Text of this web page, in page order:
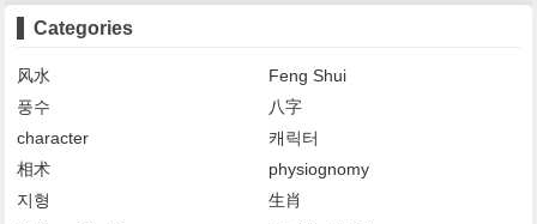
Categories
风水
Feng Shui
풍수
八字
character
캐릭터
相术
physiognomy
지형
生肖